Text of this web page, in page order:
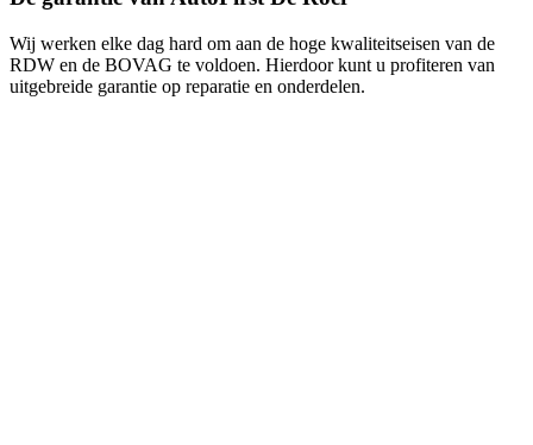
Wij werken elke dag hard om aan de hoge kwaliteitseisen van de
RDW en de BOVAG te voldoen. Hierdoor kunt u profiteren van
uitgebreide garantie op reparatie en onderdelen.